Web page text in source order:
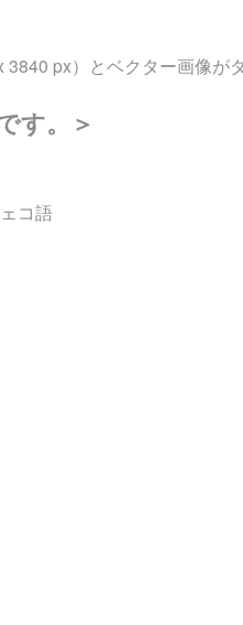
px）とベクター画像が
す。＞
コ語